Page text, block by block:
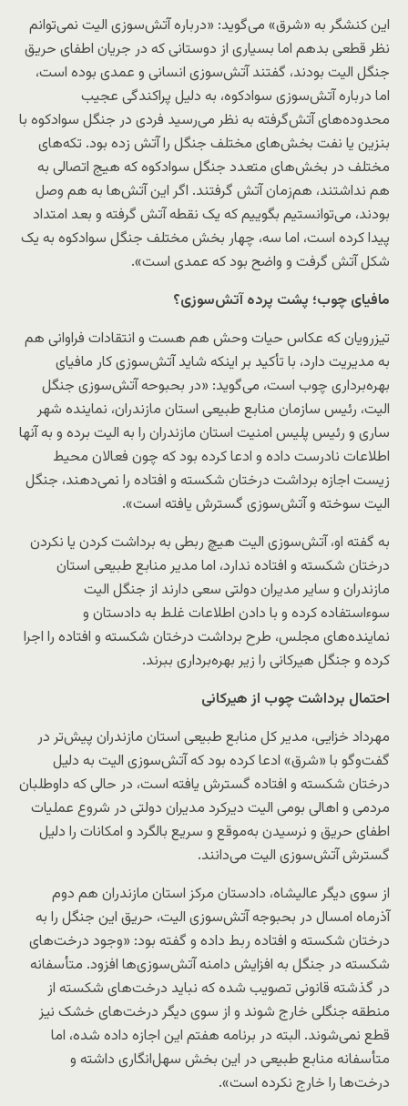
این کنشگر به «شرق» می‌گوید: «درباره آتش‌سوزی الیت نمی‌توانم
نظر قطعی بدهم اما بسیاری از دوستانی که در جریان اطفای حریق
جنگل الیت بودند، گفتند آتش‌سوزی انسانی و عمدی بوده است،
اما درباره آتش‌سوزی سوادکوه، به دلیل پراکندگی عجیب
محدوده‌های آتش‌گرفته به نظر می‌رسید فردی در جنگل سوادکوه با
بنزین یا نفت بخش‌های مختلف جنگل را آتش زده بود. تکه‌های
مختلف در بخش‌های متعدد جنگل سوادکوه که هیج اتصالی به
هم نداشتند، هم‌زمان آتش گرفتند. اگر این آتش‌ها به هم وصل
بودند، می‌توانستیم بگوییم که یک نقطه آتش گرفته و بعد امتداد
پیدا کرده است، اما سه، چهار بخش مختلف جنگل سوادکوه به یک
شکل آتش گرفت و واضح بود که عمدی است».
مافیای چوب؛ پشت پرده آتش‌سوزی؟
تیزرویان که عکاس حیات وحش هم هست و انتقادات فراوانی هم
به مدیریت دارد، با تأکید بر اینکه شاید آتش‌سوزی کار مافیای
بهره‌برداری چوب است، می‌گوید: «در بحبوحه آتش‌سوزی جنگل
الیت، رئیس سازمان منابع طبیعی استان مازندران، نماینده شهر
ساری و رئیس پلیس امنیت استان مازندران را به الیت برده و به آنها
اطلاعات نادرست داده و ادعا کرده بود که چون فعالان محیط
زیست اجازه برداشت درختان شکسته و افتاده را نمی‌دهند، جنگل
الیت سوخته و آتش‌سوزی گسترش یافته است».
به گفته او، آتش‌سوزی الیت هیچ ربطی به برداشت کردن یا نکردن
درختان شکسته و افتاده ندارد، اما مدیر منابع طبیعی استان
مازندران و سایر مدیران دولتی سعی دارند از جنگل الیت
سوءاستفاده کرده و با دادن اطلاعات غلط به دادستان و
نماینده‎‌های مجلس، طرح برداشت درختان شکسته و افتاده را اجرا
کرده و جنگل هیرکانی را زیر بهره‌برداری ببرند.
احتمال برداشت چوب از هیرکانی
مهرداد خزایی، مدیر کل منابع طبیعی استان مازندران پیش‌تر در
گفت‌وگو با «شرق» ادعا کرده بود که آتش‌سوزی الیت به دلیل
درختان شکسته و افتاده گسترش یافته است، در حالی که داوطلبان
مردمی و اهالی بومی الیت دیرکرد مدیران دولتی در شروع عملیات
اطفای حریق و نرسیدن به‌موقع و سریع بالگرد و امکانات را دلیل
گسترش آتش‌‌سوزی الیت می‌دانند.
از سوی دیگر عالیشاه، دادستان مرکز استان مازندران هم دوم
آذرماه امسال در بحبوجه آتش‌سوزی الیت، حریق این جنگل را به
درختان شکسته و افتاده ربط داده و گفته بود: «وجود درخت‌های
شکسته در جنگل به افزایش دامنه آتش‌سوزی‌ها افزود. متأسفانه
در گذشته قانونی تصویب شده که نباید درخت‌های شکسته از
منطقه جنگلی خارج شوند و از سوی دیگر درخت‌های خشک نیز
قطع نمی‌شوند. البته در برنامه هفتم این اجازه داده شده، اما
متأسفانه منابع طبیعی در این بخش سهل‌انگاری داشته و
درخت‌ها را خارج نکرده است».